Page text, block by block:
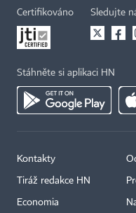
Certifikováno Sledujte
Stáhněte si aplikaci HN
Kontakty
Tiráž redakce HN
Economia